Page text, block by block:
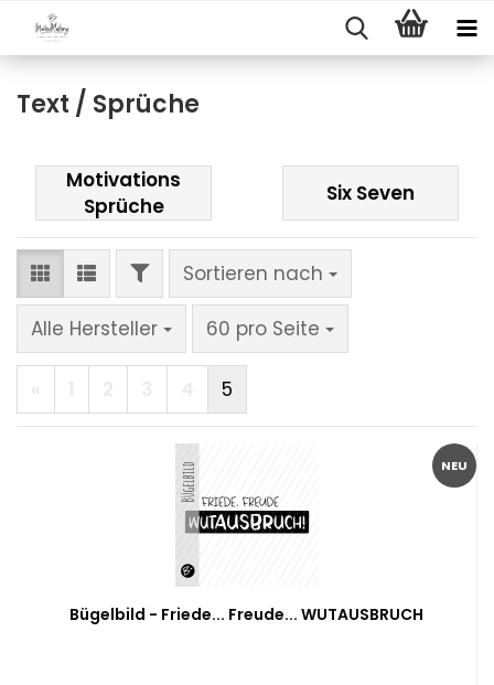
Text / Sprüche
Motivations
Sprüche
Six Seven
FILTERSortieren nach
Sortieren nach
Alle Hersteller 60 pro Seite
pro Seite
5
NEU
Bügelbild - Friede... Freude... WUTAUSBRUCH